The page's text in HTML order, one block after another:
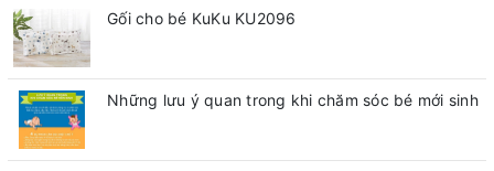
Gối cho bé KuKu KU2096
Những lưu ý quan trong khi chăm sóc bé mới sinh